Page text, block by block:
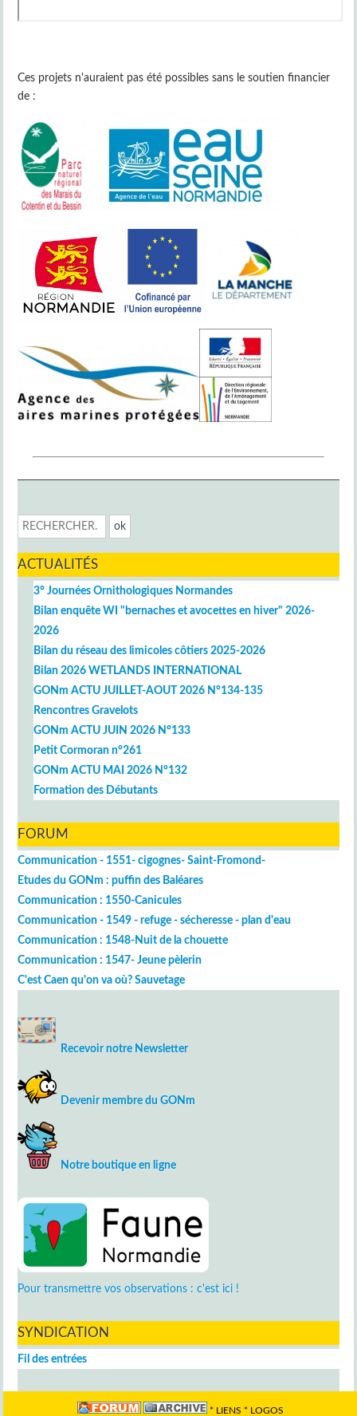
Ces projets n'auraient pas été possibles sans le soutien financier
de :
ACTUALITÉS
3° Journées Ornithologiques Normandes
Bilan enquête WI "bernaches et avocettes en hiver" 2026-
2026
Bilan du réseau des limicoles côtiers 2025-2026
Bilan 2026 WETLANDS INTERNATIONAL
GONm ACTU JUILLET-AOUT 2026 N°134-135
Rencontres Gravelots
GONm ACTU JUIN 2026 N°133
Petit Cormoran n°261
GONm ACTU MAI 2026 N°132
Formation des Débutants
FORUM
Communication - 1551- cigognes- Saint-Fromond-
Etudes du GONm : puffin des Baléares
Communication : 1550-Canicules
Communication - 1549 - refuge - sécheresse - plan d'eau
Communication : 1548-Nuit de la chouette
Communication : 1547- Jeune pèlerin
C'est Caen qu'on va où? Sauvetage
Recevoir notre Newsletter
Devenir membre du GONm
Notre boutique en ligne
Pour transmettre vos observations : c'est ici !
SYNDICATION
Fil des entrées
* LIENS * LOGOS